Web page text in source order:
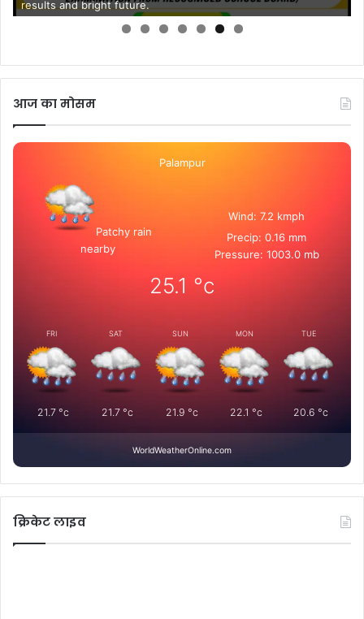
results and bright future.
आज का मोसम
Palampur
Patchy rain
nearby
Wind: 7.2 kmph
Precip: 0.16 mm
Pressure: 1003.0 mb
25.1 °c
FRI
21.7 °c
SAT
21.7 °c
SUN
21.9 °c
MON
22.1 °c
TUE
20.6 °c
WorldWeatherOnline.com
क्रिकेट लाइव